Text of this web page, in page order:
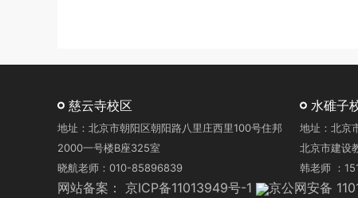
慈云寺校区
地址：北京市朝阳区朝阳路八里庄西里100号住邦
2000一号楼B座325室
晓航老师：010-85896839
水碓子
地址：北京
北京市建设
韩老师 ：
网站备案： 京ICP备11013949号-1 京公网安备